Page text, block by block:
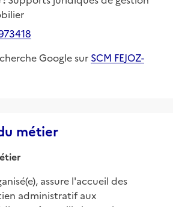
Google sur SCM FEJOZ-
métier
assure l'accueil des
administratif aux